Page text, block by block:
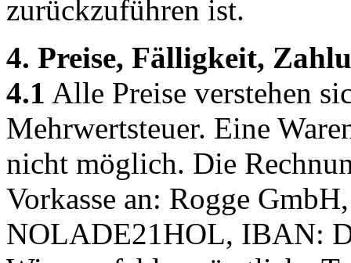
zurückzuführen ist.
4. Preise, Fälligkeit,
4.1 Alle Preise verstehen
Mehrwertsteuer. Eine
nicht möglich. Die
Vorkasse an: Rogge
NOLADE21HOL, IBAN: